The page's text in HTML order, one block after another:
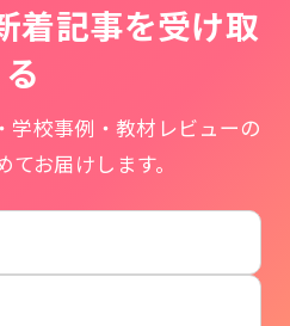
着記事を受け取
る
学校事例・教材レビューの
お届けします。